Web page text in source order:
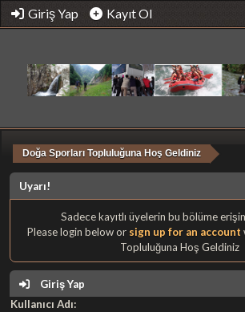
Giriş Yap Kayıt Ol
Doğa Sporları Topluluğuna Hoş Geldiniz
Uyarı!
Sadece kayıtlı üyelerin bu bölüme
Please login below or sign up for an account
Topluluğuna Hoş Geldiniz
Giriş Yap
Kullanıcı Adı: